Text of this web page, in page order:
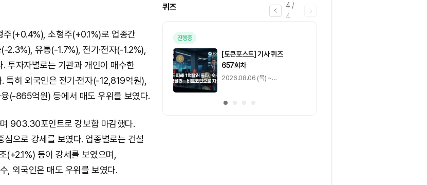
주(+0.4%), 소형주(+0.1%)로 업종간
2.3%), 유통(-1.7%), 전기·전자(-1.2%),
투자자별로는 기관과 개인이 매수한
특히 외국인은 전기·전자(-12,819억원),
(-865억원) 등에서 매도 우위를 보였다.
903.30포인트로 강보합 마감했다.
으로 강세를 보였다. 업종별로는 건설
등이 강세를 보였으며,
, 외국인은 매도 우위를 보였다.
4 /
4
퀴즈
진행중
[토큰포스트] 기사 퀴즈
657회차
2026.08.06 (목) ~